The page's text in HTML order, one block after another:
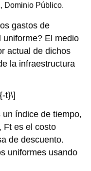
Dominio Público.
gastos de
uniforme? El medio
actual de dichos
la infraestructura
t}\]
índice de tiempo,
Ft es el costo
de descuento.
uniformes usando